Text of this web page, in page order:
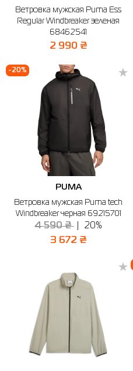
Рубашки
Термобелье
Толстовки
Футболки
Фитнес и йога
Шарфы
Skechers
The North Face
Under Armour
Полуботинки
Бренды
Ветровка мужская Puma Ess
Regular Windbreaker зеленая
68462541
2 990 ₴
-20%
PUMA
Ветровка мужская Puma tech
Windbreaker черная 69215701
4 590 ₴ 20%
3 672 ₴